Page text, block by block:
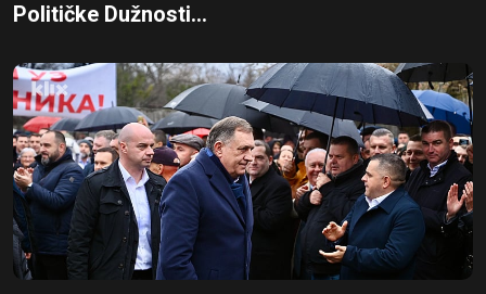
Političke Dužnosti...